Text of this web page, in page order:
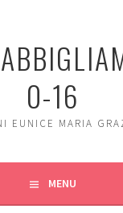
0-16
EUNICE MARIA
MENU